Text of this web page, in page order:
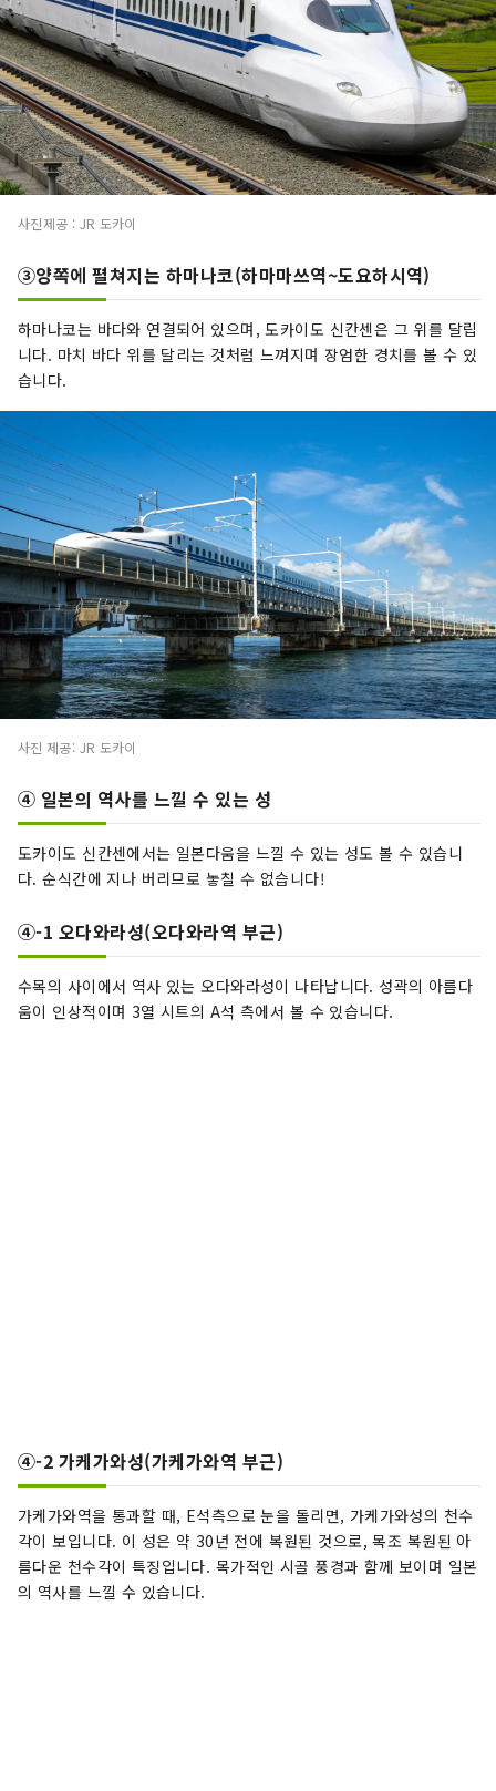
사진제공 : JR 도카이
③양쪽에 펼쳐지는 하마나코(하마마쓰역~도요하시역)
하마나코는 바다와 연결되어 있으며, 도카이도 신칸센은 그 위를 달립
니다. 마치 바다 위를 달리는 것처럼 느껴지며 장엄한 경치를 볼 수 있
습니다.
사진 제공: JR 도카이
④ 일본의 역사를 느낄 수 있는 성
도카이도 신칸센에서는 일본다움을 느낄 수 있는 성도 볼 수 있습니
다. 순식간에 지나 버리므로 놓칠 수 없습니다!
④-1 오다와라성(오다와라역 부근)
수목의 사이에서 역사 있는 오다와라성이 나타납니다. 성곽의 아름다
움이 인상적이며 3열 시트의 A석 측에서 볼 수 있습니다.
④-2 가케가와성(가케가와역 부근)
가케가와역을 통과할 때, E석측으로 눈을 돌리면, 가케가와성의 천수
각이 보입니다. 이 성은 약 30년 전에 복원된 것으로, 목조 복원된 아
름다운 천수각이 특징입니다. 목가적인 시골 풍경과 함께 보이며 일본
의 역사를 느낄 수 있습니다.